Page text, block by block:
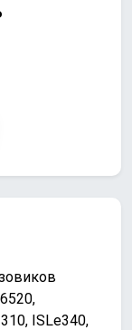
ISLe340,